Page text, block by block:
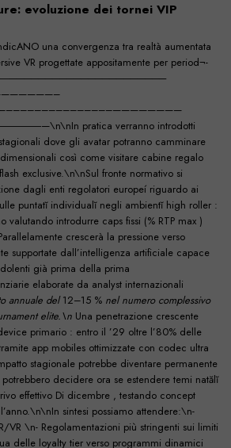
evoluzione dei tornei VIP
una convergenza tra realtà aumentata
VR progettate appositamente per period¬­­­­-​
pratica verranno introdotti
dove gli avatar potranno camminare
così come visitare cabine regalo
exclusive.\n\nSul fronte normativo si
dagli enti regolatori europeí riguardo ai
puntatĭ individualĭ negli ambientĭ high roller :
valutando introdurre caps fissi (% RTP max )
crescerà la pressione verso
supportate dall’intelligenza artificiale capace
già prima della prima
elaboratе da analyst internazionali
annuale del12–15 % nel numero complessivo
elite.\n Una penetrazione crescente
primario : entro il ’29 oltre l’80% delle
app mobiles ottimizzate con codec ultra
stagionale potrebbe diventare permanente
decidere ora se estendere temi natălĭ
effettivo Di dicembre , testando concept
sintesi possiamo attendere:\n-
VR \n- Regolamentazioni più stringenti sui limiti
delle loyalty tier verso programmi dinamici